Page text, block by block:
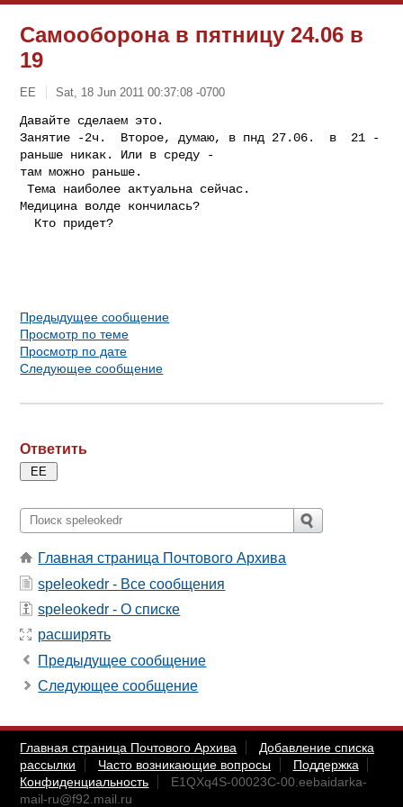
Самооборона в пятницу 24.06 в
19
ЕE Sat, 18 Jun 2011 00:37:08 -0700
Давайте сделаем это.
Занятие -2ч.  Второе, думаю, в пнд 27.06.  в  21 -
раньше никак. Или в среду -
там можно раньше.
Тема наиболее актуальна сейчас.
Медицина волде кончилась?
Кто придет?
Предыдущее сообщение
Просмотр по теме
Просмотр по дате
Следующее сообщение
Ответить
Главная страница Почтового Архива
speleokedr - Все сообщения
speleokedr - О списке
расширять
Предыдущее сообщение
Следующее сообщение
Главная страница Почтового Архива
Добавление списка
рассылки
Часто возникающие вопросы
Поддержка
Конфиденциальность
E1QXq4S-00023C-00.eebaidarka-
mail-ru@f92.mail.ru